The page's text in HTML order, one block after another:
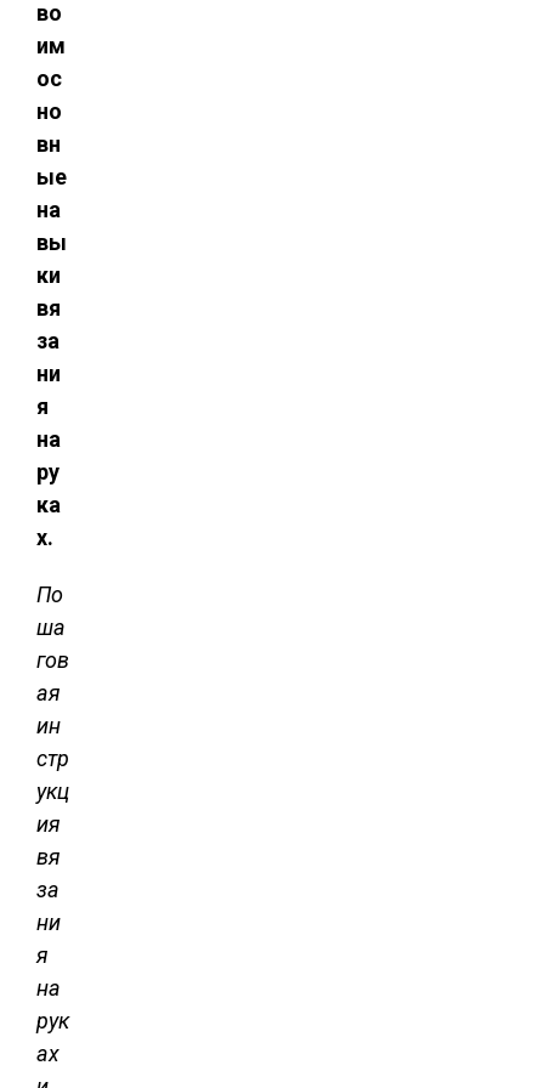
во
им
ос
но
вн
ые
на
вы
ки
вя
за
ни
я
на
ру
ка
х.
По
ша
гов
ая
ин
стр
укц
ия
вя
за
ни
я
на
рук
ах